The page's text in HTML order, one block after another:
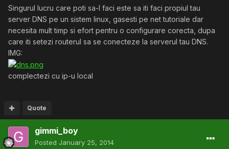
Singurul lucru care poti sa-l faci este sa iti faci propiul tau
server DNS pe un sistem linux, gasesti pe net tutoriale dar
necesita mult timp si efort pentru o configurare corecta, dupa
care iti setezi routerul sa se conecteze la serverul tau DNS.
IMG:
complectezi cu ip-u local
Quote
gimmi_boy
Posted January 25, 2014